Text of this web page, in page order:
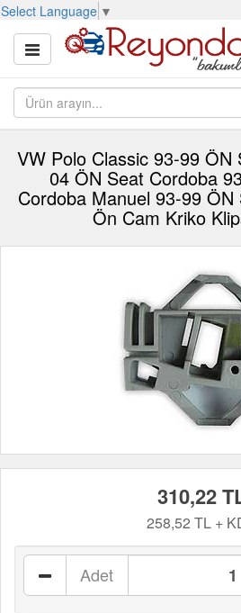
Select Language ▼
VW Polo Classic 93-99 ÖN
04 ÖN Seat Cordoba
Cordoba Manuel 93-99
Ön Cam Kriko
310,22
258,52 TL +
Adet